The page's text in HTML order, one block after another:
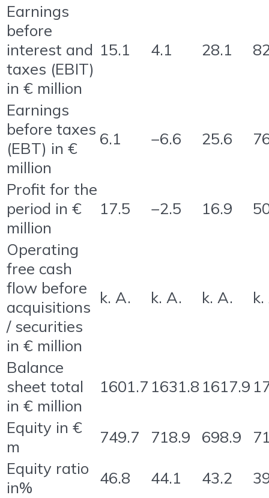
Earnings
before
interest and
taxes (EBIT)
in € million
15.1 4.1 28.1
Earnings
before taxes
(EBT) in €
million
6.1 −6.6 25.6
Profit for the
period in €
million
17.5 −2.5 16.9
Operating
free cash
flow before
acquisitions
/ securities
in € million
k. A. k. A. k. A.
Balance
sheet total
in € million
1601.7 1631.8 1617.9
Equity in €
m
749.7 718.9 698.9
Equity ratio
in%
46.8 44.1 43.2